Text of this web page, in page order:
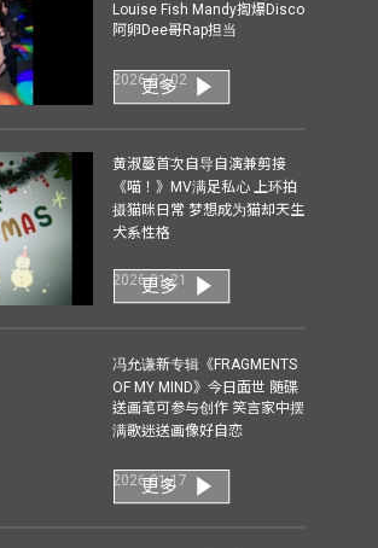
Louise Fish Mandy揈爆Disco
阿卵Dee哥Rap担当
2026-02-02
更多
黄淑蔓首次自导自演兼剪接
《喵！》MV满足私心 上环拍
摄猫咪日常 梦想成为猫却天生
犬系性格
2026-01-21
更多
冯允谦新专辑《FRAGMENTS
OF MY MIND》今日面世 随碟
送画笔可参与创作 笑言家中摆
满歌迷送画像好自恋
2026-01-17
更多